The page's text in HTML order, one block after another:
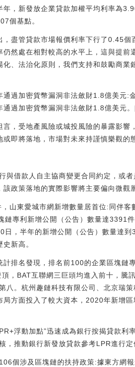
，新發放企業貸款加權平均利率為
個基點。
盡管貸款市場報價利率下行了0.45
然處在相對較高的水平上，這與提
、法治化原則，我們支持和鼓勵商
過加密貨幣漏洞非法斂財1.8億美元:
通過加密貨幣漏洞非法斂財1.8億美元
，受地產風險或城投風險的暴露影
即將落地，市場對未來持謹慎樂觀的
與借款人自主協商變更合同約定，或
政策落地的實際影響將主要偏向微觀
山東愛城市網新增數量居首位:同伴
鏈專利新增公開（公告）數量達3391
日，半年的新增公開（公告）數量達
新高。
排名發現，排名前100的企業區塊鏈
，BAT互聯網三巨頭均進入前十，騰
八。杭州趣鏈科技有限公司、北京瑞
方面投入了較大資本，2020年新增
浮動加點”迅速成為銀行按揭貸款利
，推動銀行新發放貸款參考LPR進行
個涉及區塊鏈的扶持政策:據東方網